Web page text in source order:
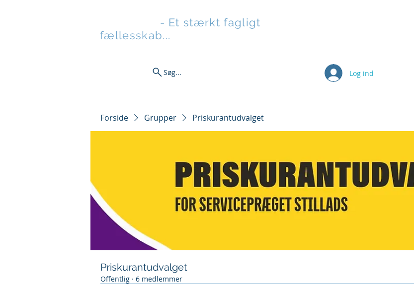
- Et stærkt fagligt
fællesskab...
Søg... Log ind
Forside Grupper Priskurantudvalget
Priskurantudvalget
Offentlig · 6 medlemmer